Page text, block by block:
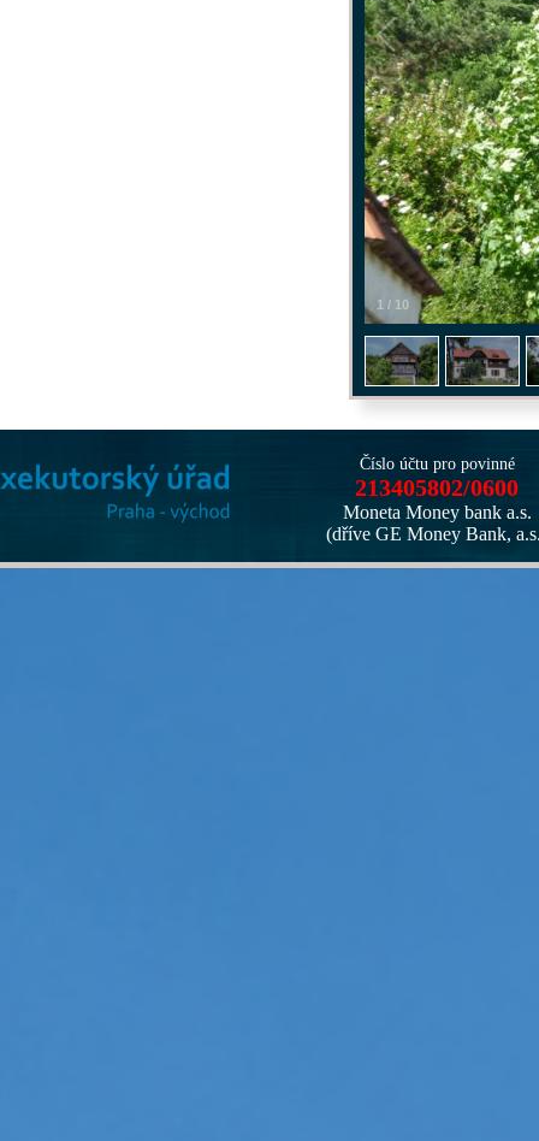
1 / 10
Číslo účtu pro povinné
213405802/0600
Moneta Money bank a.s.
(dříve GE Money Bank,